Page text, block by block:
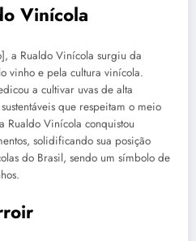
Vinícola
a Rualdo Vinícola surgiu da
vinho e pela cultura vinícola.
a cultivar uvas de alta
que respeitam o meio
Rualdo Vinícola conquistou
solidificando sua posição
do Brasil, sendo um símbolo de